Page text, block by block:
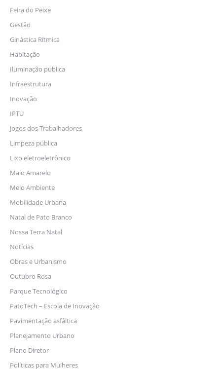
Feira do Peixe
Gestão
Ginástica Rítmica
Habitação
Iluminação pública
Infraestrutura
Inovação
IPTU
Jogos dos Trabalhadores
Limpeza pública
Lixo eletroeletrônico
Maio Amarelo
Meio Ambiente
Mobilidade Urbana
Natal de Pato Branco
Nossa Terra Natal
Notícias
Obras e Urbanismo
Outubro Rosa
Parque Tecnológico
PatoTech – Escola de Inovação
Pavimentação asfáltica
Planejamento Urbano
Plano Diretor
Políticas para Mulheres